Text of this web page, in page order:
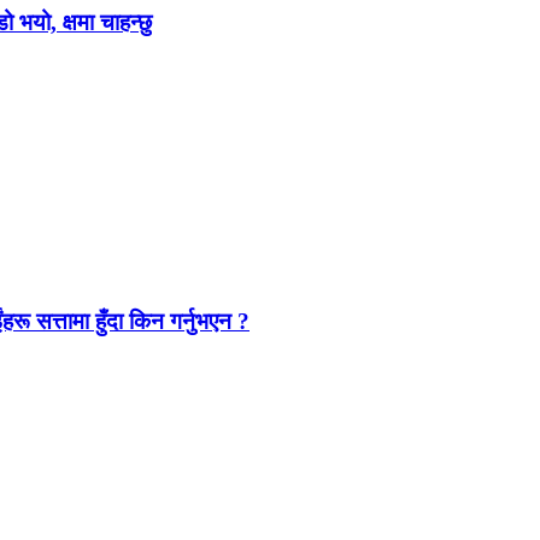
भयो, क्षमा चाहन्छु
सत्तामा हुँदा किन गर्नुभएन ?